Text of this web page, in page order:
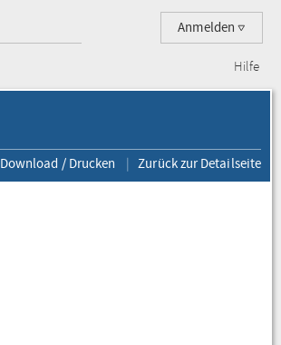
Anmelden
Hilfe
Download / Drucken Zurück zur Detailseite